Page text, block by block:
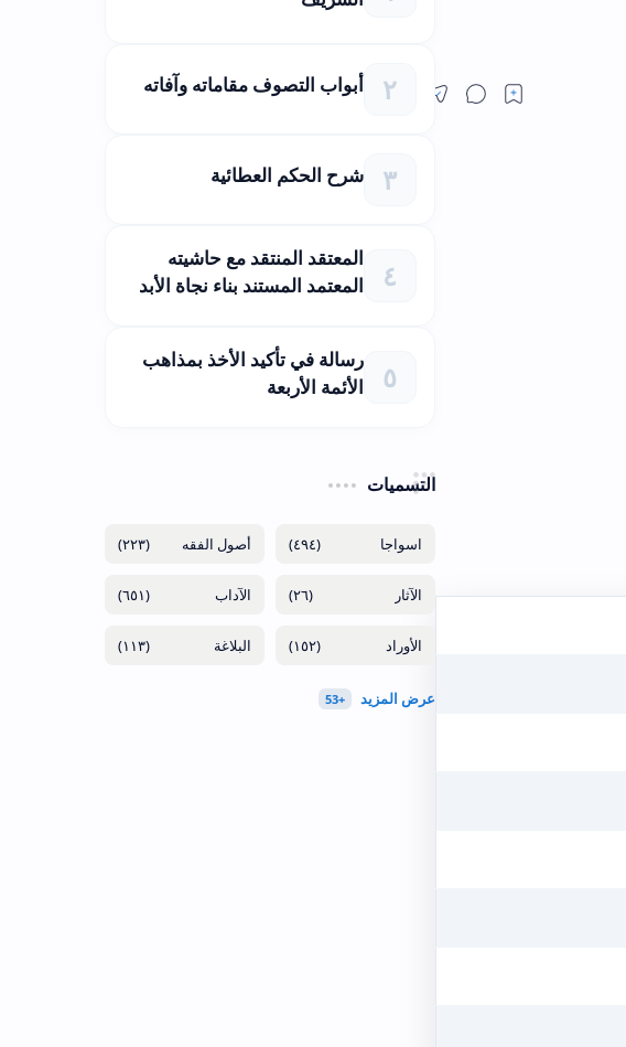
أبواب التصوف مقاماته وآفاته
شرح الحكم العطائية
المعتقد المنتقد مع حاشيته
المعتمد المستند بناء نجاة الأبد
رسالة في تأكيد الأخذ بمذاهب
الأئمة الأربعة
التسميات
(٤٩٤) (٢٢٣)
(٢٦) (٦٥١)
(١٥٢) (١١٣)